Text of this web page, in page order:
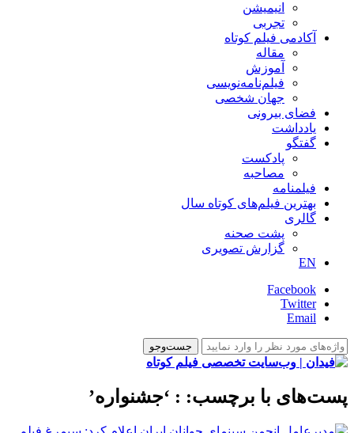
انیمیشن
تجربی
آکادمی فیلم کوتاه
مقاله
آموزش
فیلم‌نامه‌نویسی
جهان شخصی
فضای بیرونی
یادداشت
گفتگو
پادکست
مصاحبه
فیلمنامه
بهترین فیلم‌های کوتاه سال
گالری
پشت صحنه
گزارش تصویری
EN
Facebook
Twitter
Email
پست‌های با برچسب: : ‘جشنواره’